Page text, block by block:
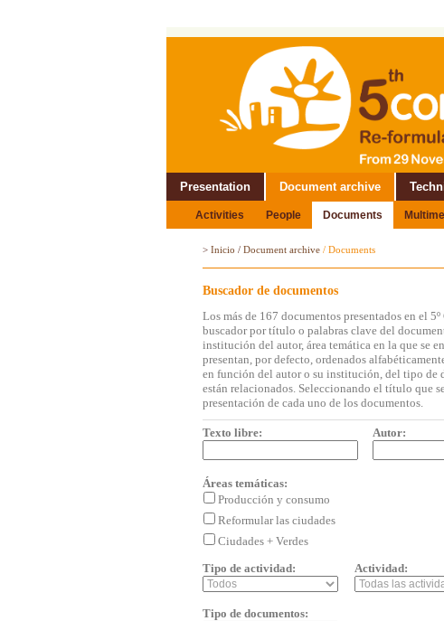
Presentation Document archive
Activities People Documents
> Inicio / Document archive / Documents
Buscador de documentos
Los más de 167 documentos presentados en el
buscador por título o palabras clave del
institución del autor, área temática en la que se
presentan, por defecto, ordenados
en función del autor o su institución, del tipo de
están relacionados. Seleccionando el título que
presentación de cada uno de los documentos.
Texto libre: Autor:
Áreas temáticas:
Producción y consumo
Reformular las ciudades
Ciudades + Verdes
Tipo de actividad:
Actividad:
Tipo de documentos: